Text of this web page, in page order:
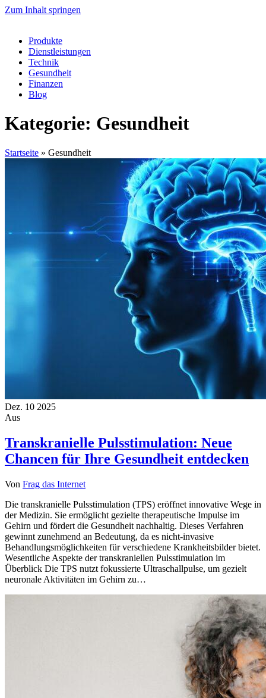
Zum Inhalt springen
Produkte
Dienstleistungen
Technik
Gesundheit
Finanzen
Blog
Kategorie: Gesundheit
Startseite » Gesundheit
Dez. 10 2025
Aus
Transkranielle Pulsstimulation: Neue
Chancen für Ihre Gesundheit entdecken
Von Frag das Internet
Die transkranielle Pulsstimulation (TPS) eröffnet innovative Wege in
der Medizin. Sie ermöglicht gezielte therapeutische Impulse im
Gehirn und fördert die Gesundheit nachhaltig. Dieses Verfahren
gewinnt zunehmend an Bedeutung, da es nicht-invasive
Behandlungsmöglichkeiten für verschiedene Krankheitsbilder bietet.
Wesentliche Aspekte der transkraniellen Pulsstimulation im
Überblick Die TPS nutzt fokussierte Ultraschallpulse, um gezielt
neuronale Aktivitäten im Gehirn zu…